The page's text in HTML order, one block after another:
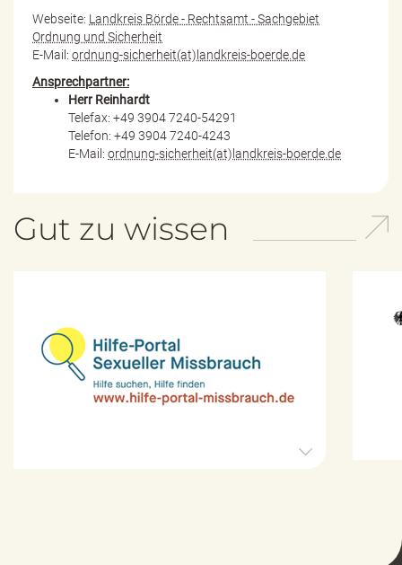
Webseite: Landkreis Börde - Rechtsamt - Sachgebiet
Ordnung und Sicherheit
E-Mail: ordnung-sicherheit(at)landkreis-boerde.de
Ansprechpartner:
Herr Reinhardt
Telefax: +49 3904 7240-54291
Telefon: +49 3904 7240-4243
E-Mail: ordnung-sicherheit(at)landkreis-boerde.de
Gut zu wissen